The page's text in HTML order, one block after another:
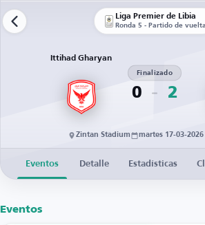
Liga Premier de Libia
Ronda 5 - Partido de vuelta
Ittihad Gharyan
0
Finalizado
2
Zintan Stadium martes 17-03-2026
Eventos Detalle Estadísticas
Eventos